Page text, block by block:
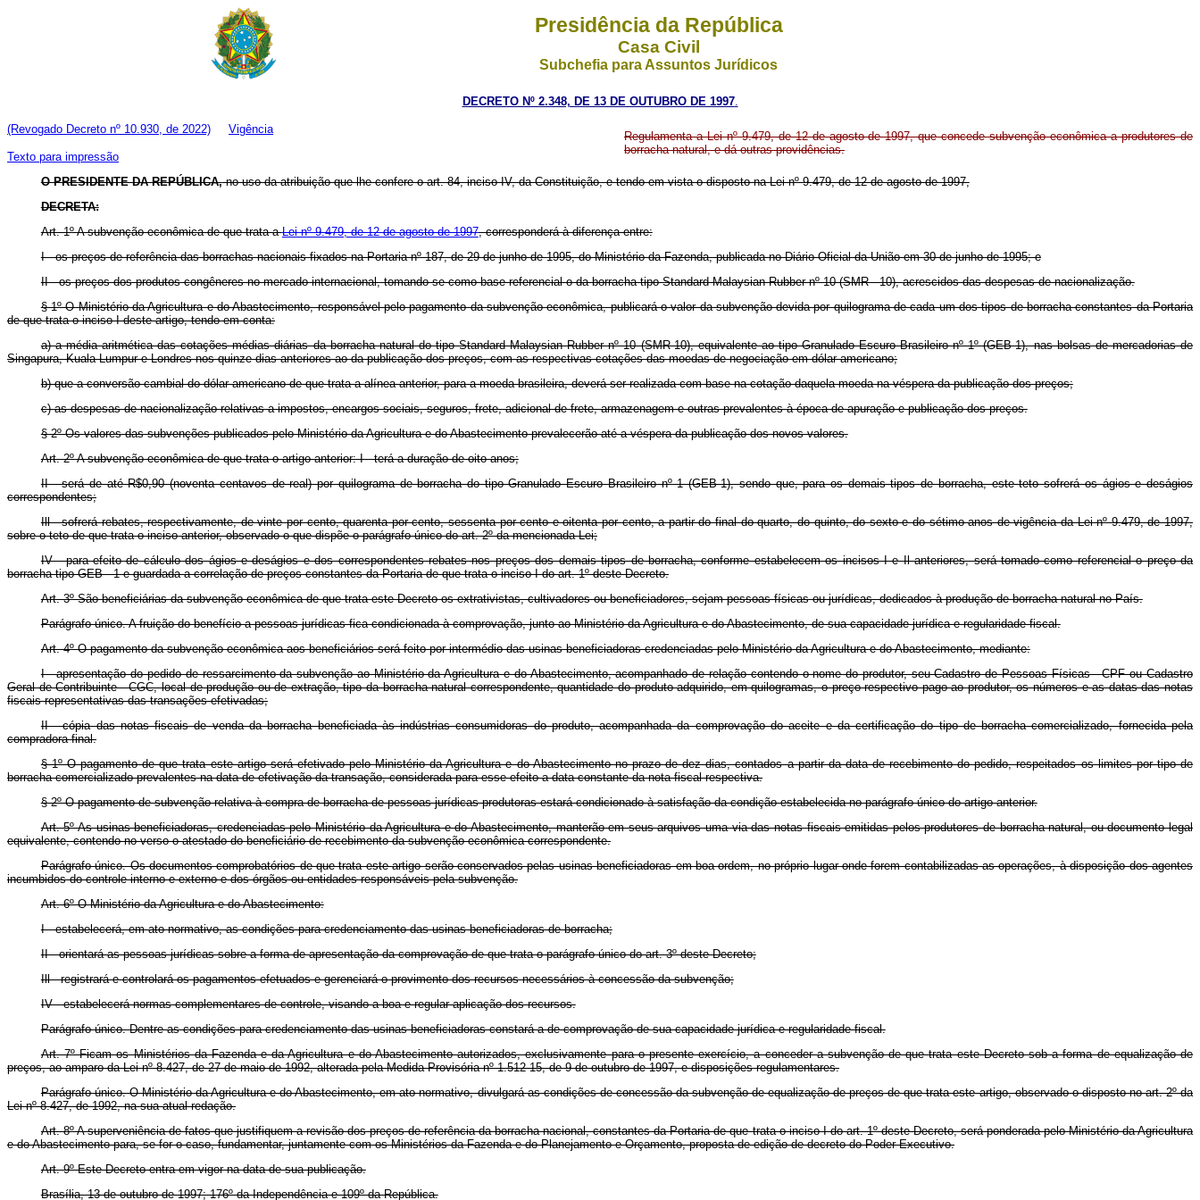
Presidência da República
Casa Civil
Subchefia para Assuntos Jurídicos
DECRETO Nº 2.348, DE 13 DE OUTUBRO DE 1997.
(Revogado Decreto nº 10.930, de 2022) Vigência
Texto para impressão
Regulamenta a Lei nº 9.479, de 12 de agosto de 1997, que concede subvenção econômica a produtores de
borracha natural, e dá outras providências.
O PRESIDENTE DA REPÚBLICA,no uso da atribuição que lhe confere o art. 84, inciso IV, da Constituição, e tendo em vista o disposto na Lei nº 9.479, de 12 de agosto de 1997,
DECRETA:
Art. 1º A subvenção econômica de que trata aLei nº 9.479, de 12 de agosto de 1997, corresponderá à diferença entre:
I - os preços de referência das borrachas nacionais fixados na Portaria nº 187, de 29 de junho de 1995, do Ministério da Fazenda, publicada no Diário Oficial da União em 30 de junho de 1995; e
II - os preços dos produtos congêneres no mercado internacional, tomando-se como base referencial o da borracha tipo Standard Malaysian Rubber nº 10 (SMR - 10), acrescidos das despesas de nacionalização.
§ 1º O Ministério da Agricultura e do Abastecimento, responsável pelo pagamento da subvenção econômica, publicará o valor da subvenção devida por quilograma de cada um dos tipos de borracha constantes da Portaria
de que trata o inciso I deste artigo, tendo em conta:
a) a média aritmética das cotações médias diárias da borracha natural do tipo Standard Malaysian Rubber nº 10 (SMR-10), equivalente ao tipo Granulado Escuro Brasileiro nº 1º (GEB-1), nas bolsas de mercadorias de
Singapura, Kuala Lumpur e Londres nos quinze dias anteriores ao da publicação dos preços, com as respectivas cotações das moedas de negociação em dólar americano;
b) que a conversão cambial do dólar americano de que trata a alínea anterior, para a moeda brasileira, deverá ser realizada com base na cotação daquela moeda na véspera da publicação dos preços;
c) as despesas de nacionalização relativas a impostos, encargos sociais, seguros, frete, adicional de frete, armazenagem e outras prevalentes à época de apuração e publicação dos preços.
§ 2º Os valores das subvenções publicados pelo Ministério da Agricultura e do Abastecimento prevalecerão até a véspera da publicação dos novos valores.
Art. 2º A subvenção econômica de que trata o artigo anterior: I - terá a duração de oito anos;
II - será de até R$0,90 (noventa centavos de real) por quilograma de borracha do tipo Granulado Escuro Brasileiro nº 1 (GEB-1), sendo que, para os demais tipos de borracha, este teto sofrerá os ágios e deságios
correspondentes;
Ill - sofrerá rebates, respectivamente, de vinte por cento, quarenta por cento, sessenta por cento e oitenta por cento, a partir do final do quarto, do quinto, do sexto e do sétimo anos de vigência da Lei nº 9.479, de 1997,
sobre o teto de que trata o inciso anterior, observado o que dispõe o parágrafo único do art. 2º da mencionada Lei;
IV - para efeito de cálculo dos ágios e deságios e dos correspondentes rebates nos preços dos demais tipos de borracha, conforme estabelecem os incisos I e Il anteriores, será tomado como referencial o preço da
borracha tipo GEB - 1 e guardada a correlação de preços constantes da Portaria de que trata o inciso I do art. 1º deste Decreto.
Art. 3º São beneficiárias da subvenção econômica de que trata este Decreto os extrativistas, cultivadores ou beneficiadores, sejam pessoas físicas ou jurídicas, dedicados à produção de borracha natural no País.
Parágrafo único. A fruição do benefício a pessoas jurídicas fica condicionada à comprovação, junto ao Ministério da Agricultura e do Abastecimento, de sua capacidade jurídica e regularidade fiscal.
Art. 4º O pagamento da subvenção econômica aos beneficiários será feito por intermédio das usinas beneficiadoras credenciadas pelo Ministério da Agricultura e do Abastecimento, mediante:
I - apresentação do pedido de ressarcimento da subvenção ao Ministério da Agricultura e do Abastecimento, acompanhado de relação contendo o nome do produtor, seu Cadastro de Pessoas Físicas - CPF ou Cadastro
Geral de Contribuinte - CGC, local de produção ou de extração, tipo da borracha natural correspondente, quantidade do produto adquirido, em quilogramas, o preço respectivo pago ao produtor, os números e as datas das notas
fiscais representativas das transações efetivadas;
II - cópia das notas fiscais de venda da borracha beneficiada às indústrias consumidoras do produto, acompanhada da comprovação do aceite e da certificação do tipo de borracha comercializado, fornecida pela
compradora final.
§ 1º O pagamento de que trata este artigo será efetivado pelo Ministério da Agricultura e do Abastecimento no prazo de dez dias, contados a partir da data de recebimento do pedido, respeitados os limites por tipo de
borracha comercializado prevalentes na data de efetivação da transação, considerada para esse efeito a data constante da nota fiscal respectiva.
§ 2º O pagamento de subvenção relativa à compra de borracha de pessoas jurídicas produtoras estará condicionado à satisfação da condição estabelecida no parágrafo único do artigo anterior.
Art. 5º As usinas beneficiadoras, credenciadas pelo Ministério da Agricultura e do Abastecimento, manterão em seus arquivos uma via das notas fiscais emitidas pelos produtores de borracha natural, ou documento legal
equivalente, contendo no verso o atestado do beneficiário de recebimento da subvenção econômica correspondente.
Parágrafo único. Os documentos comprobatórios de que trata este artigo serão conservados pelas usinas beneficiadoras em boa ordem, no próprio lugar onde forem contabilizadas as operações, à disposição dos agentes
incumbidos do controle interno e externo e dos órgãos ou entidades responsáveis pela subvenção.
Art. 6º O Ministério da Agricultura e do Abastecimento:
I - estabelecerá, em ato normativo, as condições para credenciamento das usinas beneficiadoras de borracha;
II - orientará as pessoas jurídicas sobre a forma de apresentação da comprovação de que trata o parágrafo único do art. 3º deste Decreto;
Ill - registrará e controlará os pagamentos efetuados e gerenciará o provimento dos recursos necessários à concessão da subvenção;
IV - estabelecerá normas complementares de controle, visando a boa e regular aplicação dos recursos.
Parágrafo único. Dentre as condições para credenciamento das usinas beneficiadoras constará a de comprovação de sua capacidade jurídica e regularidade fiscal.
Art. 7º Ficam os Ministérios da Fazenda e da Agricultura e do Abastecimento autorizados, exclusivamente para o presente exercício, a conceder a subvenção de que trata este Decreto sob a forma de equalização de
preços, ao amparo da Lei nº 8.427, de 27 de maio de 1992, alterada pela Medida Provisória nº 1.512-15, de 9 de outubro de 1997, e disposições regulamentares.
Parágrafo único. O Ministério da Agricultura e do Abastecimento, em ato normativo, divulgará as condições de concessão da subvenção de equalização de preços de que trata este artigo, observado o disposto no art. 2º da
Lei nº 8.427, de 1992, na sua atual redação.
Art. 8º A superveniência de fatos que justifiquem a revisão dos preços de referência da borracha nacional, constantes da Portaria de que trata o inciso I do art. 1º deste Decreto, será ponderada pelo Ministério da Agricultura
e do Abastecimento para, se for o caso, fundamentar, juntamente com os Ministérios da Fazenda e do Planejamento e Orçamento, proposta de edição de decreto do Poder Executivo.
Art. 9º Este Decreto entra em vigor na data de sua publicação.
Brasília, 13 de outubro de 1997; 176º da Independência e 109º da República.